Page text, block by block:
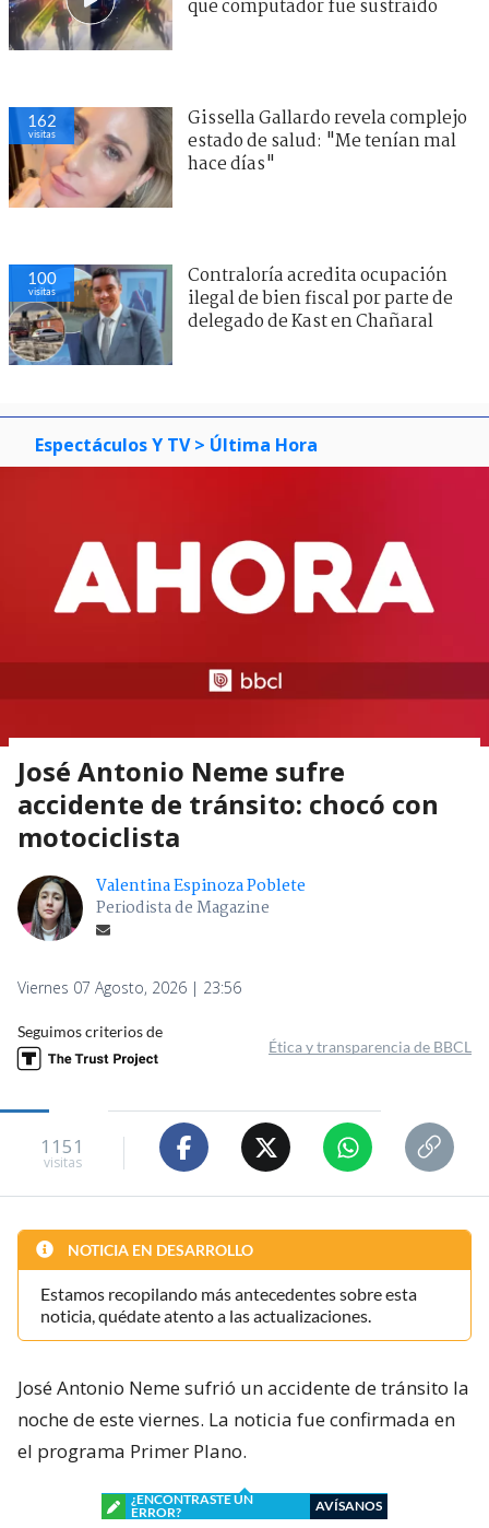
que computador fue sustraído
162
visitas
Gissella Gallardo revela complejo
estado de salud: "Me tenían mal
hace días"
100
visitas
Contraloría acredita ocupación
ilegal de bien fiscal por parte de
delegado de Kast en Chañaral
Espectáculos Y TV > Última Hora
José Antonio Neme sufre
accidente de tránsito: chocó con
motociclista
Valentina Espinoza Poblete
Periodista de Magazine
Viernes 07 Agosto, 2026 | 23:56
Seguimos criterios de
Ética y transparencia de BBCL
1151
visitas
NOTICIA EN DESARROLLO
Estamos recopilando más antecedentes sobre esta
noticia, quédate atento a las actualizaciones.
José Antonio Neme sufrió un accidente de tránsito la
noche de este viernes. La noticia fue confirmada en
el programa Primer Plano.
¿ENCONTRASTE UN
ERROR?
AVÍSANOS